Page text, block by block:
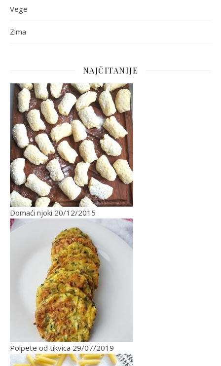
Vege
Zima
NAJČITANIJE
Domaći njoki 20/12/2015
Polpete od tikvica 29/07/2019